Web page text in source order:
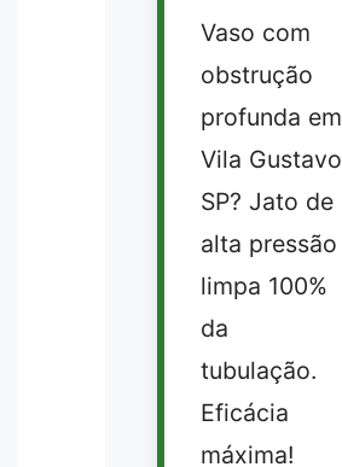
Vaso com
obstrução
profunda em
Vila Gustavo
SP? Jato de
alta pressão
limpa 100%
da
tubulação.
Eficácia
máxima!